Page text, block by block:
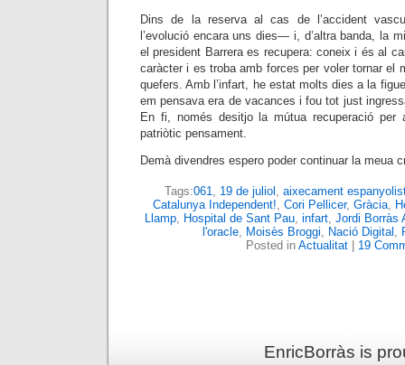
Dins de la reserva al cas de l’accident
l’evolució encara uns dies— i, d’altra banda, la
el president Barrera es recupera: coneix i és al
caràcter i es troba amb forces per voler tornar el
quefers. Amb l’infart, he estat molts dies a la
em pensava era de vacances i fou tot just
En fi, només desitjo la mútua recuperació
patriòtic pensament.
Demà divendres espero poder continuar la meua
Tags:061, 19 de juliol , aixecament
Catalunya Independent!, Cori Pellicer, Gràcia,
Llamp, Hospital de Sant Pau, infart, Jordi Borràs
l'oracle, Moisès Broggi, Nació Digital ,
Posted in Actualitat 19
EnricBorràs is